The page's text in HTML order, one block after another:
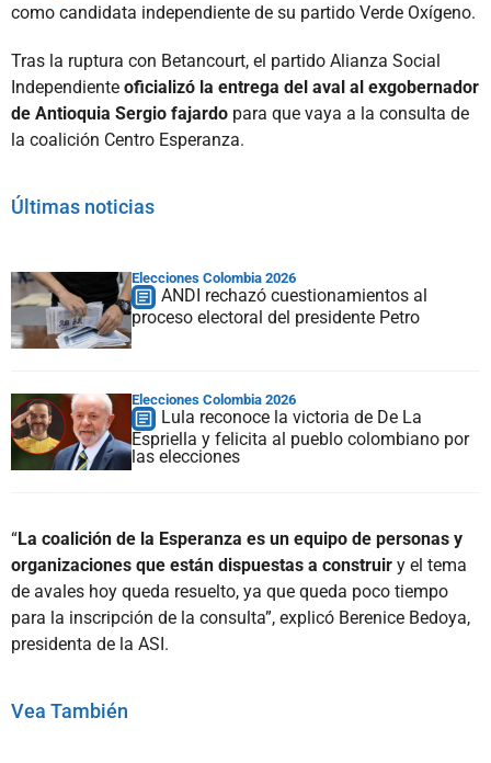
como candidata independiente de su partido Verde Oxígeno.
Tras la ruptura con Betancourt, el partido Alianza Social
Independiente oficializó la entrega del aval al exgobernador
de Antioquia Sergio fajardo para que vaya a la consulta de
la coalición Centro Esperanza.
Últimas noticias
Elecciones Colombia 2026
ANDI rechazó cuestionamientos al
proceso electoral del presidente Petro
Elecciones Colombia 2026
Lula reconoce la victoria de De La
Espriella y felicita al pueblo colombiano por
las elecciones
“La coalición de la Esperanza es un equipo de personas y
organizaciones que están dispuestas a construir y el tema
de avales hoy queda resuelto, ya que queda poco tiempo
para la inscripción de la consulta”, explicó Berenice Bedoya,
presidenta de la ASI.
Vea También